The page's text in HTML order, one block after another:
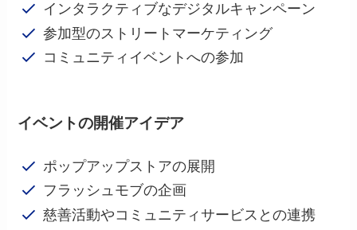
インタラクティブなデジタルキャンペーン
参加型のストリートマーケティング
コミュニティイベントへの参加
イベントの開催アイデア
ポップアップストアの展開
フラッシュモブの企画
慈善活動やコミュニティサービスとの連携